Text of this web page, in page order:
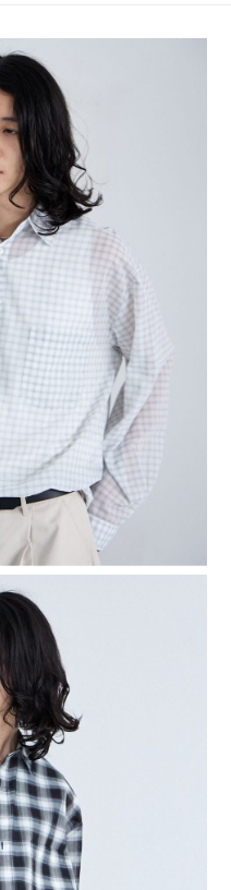
期」於每月結算日後寄送繳費提
條碼／台灣大直營門市／銀行轉
費。
（以下簡稱本公司）所提供，讓
務，並由商店將買賣／分期付款
司帳單繳交帳款。
約關係目的，商店將以您的個人
大哥大進項蒐集、處理及利用，
確認、核對及更正。
https://oppay.tw/userRule
。
，將跳轉至「AFTEE先享後付」
可完成結帳。
訊。
訊中的連結，可透過四大超商／
視為交易完成。
，但若您需要取消訂單，請聯絡
仍視為有效，需透過AFTEE先享
之結帳頁面顯示為準，若有關於
疑問，請聯繫「AFTEE先享後付
support/home
AFTEE先享後付」服務完成之交
，並將交易相關給付款項請求債
址： https://aftee.tw/terms/#terms3
或監護人之同意方可使用
起之損失，本公司不負相關責
別帳號之用戶狀況，依本公司即
足之情形，本公司將視審查結果
註冊。若發現惡意使用之情形，
使用額度並採取法律行動。
費
費
費
費